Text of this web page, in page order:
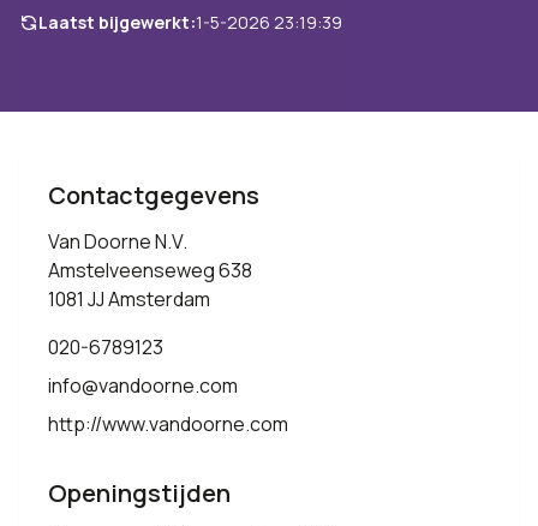
Laatst bijgewerkt:1-5-2026 23:19:39
Contactgegevens
Van Doorne N.V.
Amstelveenseweg 638
1081 JJ Amsterdam
020-6789123
info@vandoorne.com
http://www.vandoorne.com
Openingstijden